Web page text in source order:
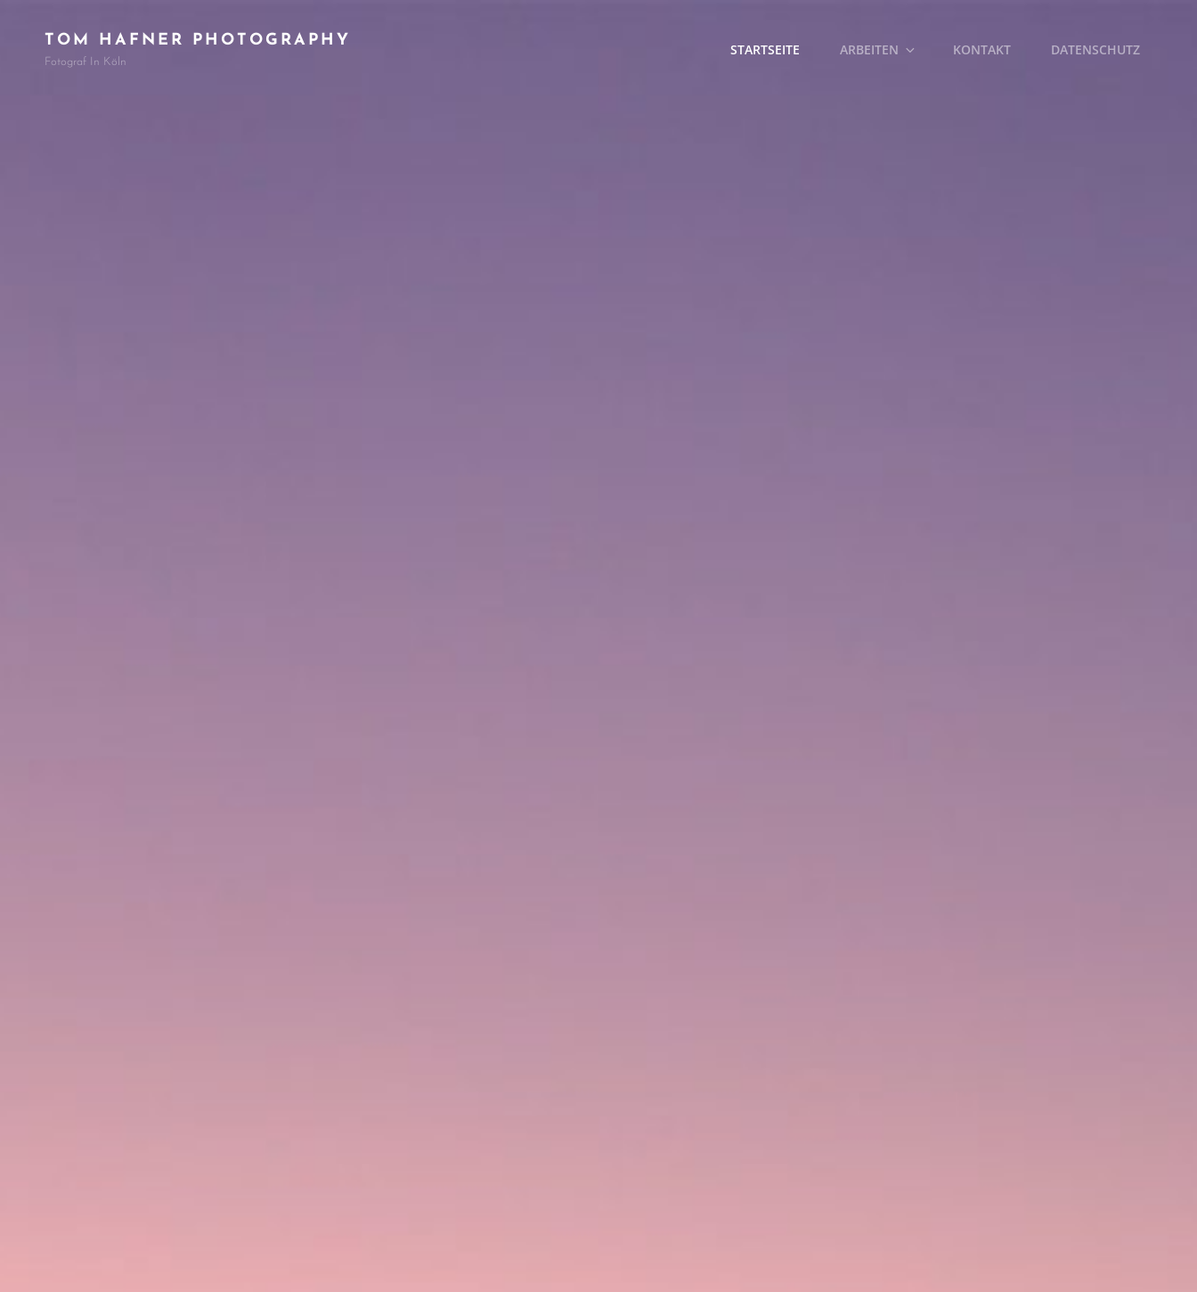
TOM HAFNER PHOTOGRAPHY
Fotograf In Köln
STARTSEITE ARBEITEN KONTAKT DATENSCHUTZ